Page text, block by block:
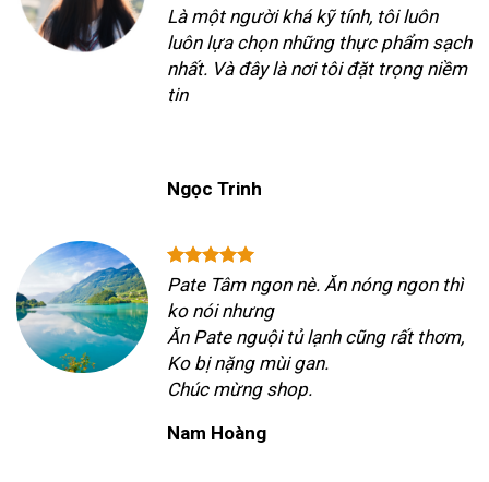
Là một người khá kỹ tính, tôi luôn
luôn lựa chọn những thực phẩm sạch
nhất. Và đây là nơi tôi đặt trọng niềm
tin
Ngọc Trinh
Pate Tâm ngon nè. Ăn nóng ngon thì
ko nói nhưng
Ăn Pate nguội tủ lạnh cũng rất thơm,
Ko bị nặng mùi gan.
Chúc mừng shop.
Nam Hoàng